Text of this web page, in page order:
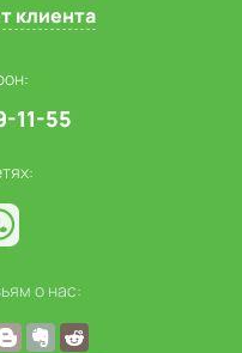
клиента
11-55
о нас: